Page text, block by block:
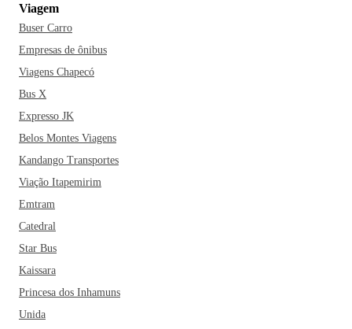
Viagem
Buser Carro
Empresas de ônibus
Viagens Chapecó
Bus X
Expresso JK
Belos Montes Viagens
Kandango Transportes
Viação Itapemirim
Emtram
Catedral
Star Bus
Kaissara
Princesa dos Inhamuns
Unida